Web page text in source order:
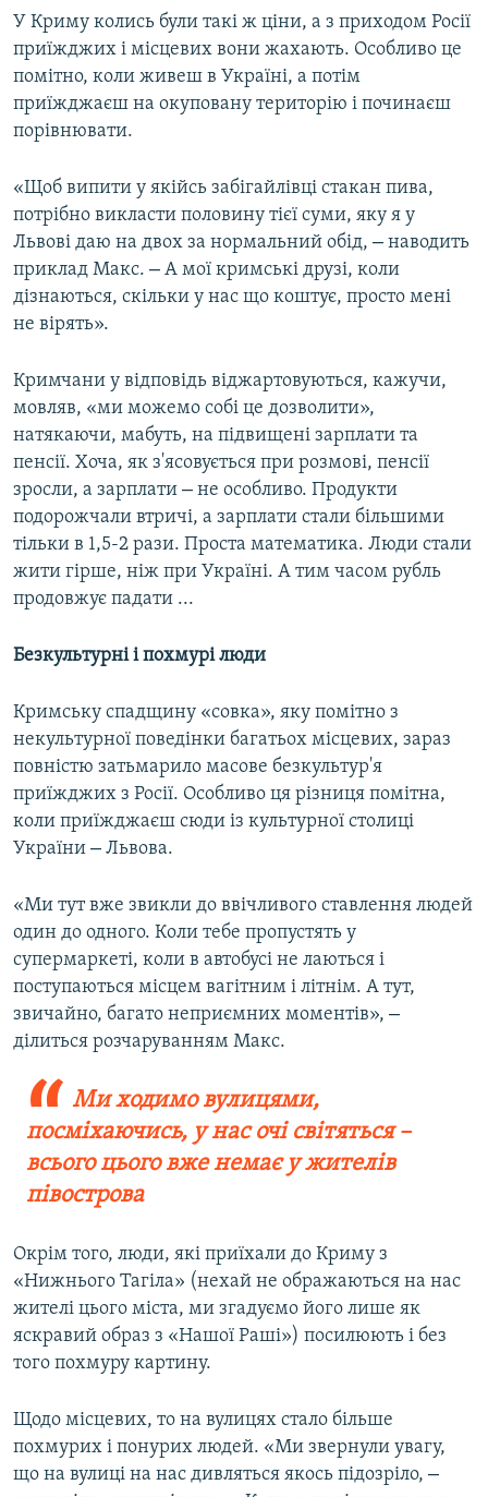
У Криму колись були такі ж ціни, а з приходом Росії
приїжджих і місцевих вони жахають. Особливо це
помітно, коли живеш в Україні, а потім
приїжджаєш на окуповану територію і починаєш
порівнювати.
«Щоб випити у якійсь забігайлівці стакан пива,
потрібно викласти половину тієї суми, яку я у
Львові даю на двох за нормальний обід, – наводить
приклад Макс. – А мої кримські друзі, коли
дізнаються, скільки у нас що коштує, просто мені
не вірять».
Кримчани у відповідь віджартовуються, кажучи,
мовляв, «ми можемо собі це дозволити»,
натякаючи, мабуть, на підвищені зарплати та
пенсії. Хоча, як з'ясовується при розмові, пенсії
зросли, а зарплати – не особливо. Продукти
подорожчали втричі, а зарплати стали більшими
тільки в 1,5-2 рази. Проста математика. Люди стали
жити гірше, ніж при Україні. А тим часом рубль
продовжує падати ...
Безкультурні і похмурі люди
Кримську спадщину «совка», яку помітно з
некультурної поведінки багатьох місцевих, зараз
повністю затьмарило масове безкультур'я
приїжджих з Росії. Особливо ця різниця помітна,
коли приїжджаєш сюди із культурної столиці
України – Львова.
«Ми тут вже звикли до ввічливого ставлення людей
один до одного. Коли тебе пропустять у
супермаркеті, коли в автобусі не лаються і
поступаються місцем вагітним і літнім. А тут,
звичайно, багато неприємних моментів», –
ділиться розчаруванням Макс.
Ми ходимо вулицями,
посміхаючись, у нас очі світяться –
всього цього вже немає у жителів
півострова
Окрім того, люди, які приїхали до Криму з
«Нижнього Тагіла» (нехай не ображаються на нас
жителі цього міста, ми згадуємо його лише як
яскравий образ з «Нашої Раші») посилюють і без
того похмуру картину.
Щодо місцевих, то на вулицях стало більше
похмурих і понурих людей. «Ми звернули увагу,
що на вулиці на нас дивляться якось підозріло, –